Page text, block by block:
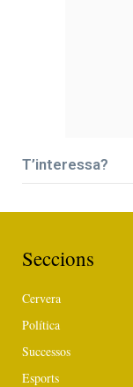
T’interessa?
Seccions
Cervera
Política
Successos
Esports